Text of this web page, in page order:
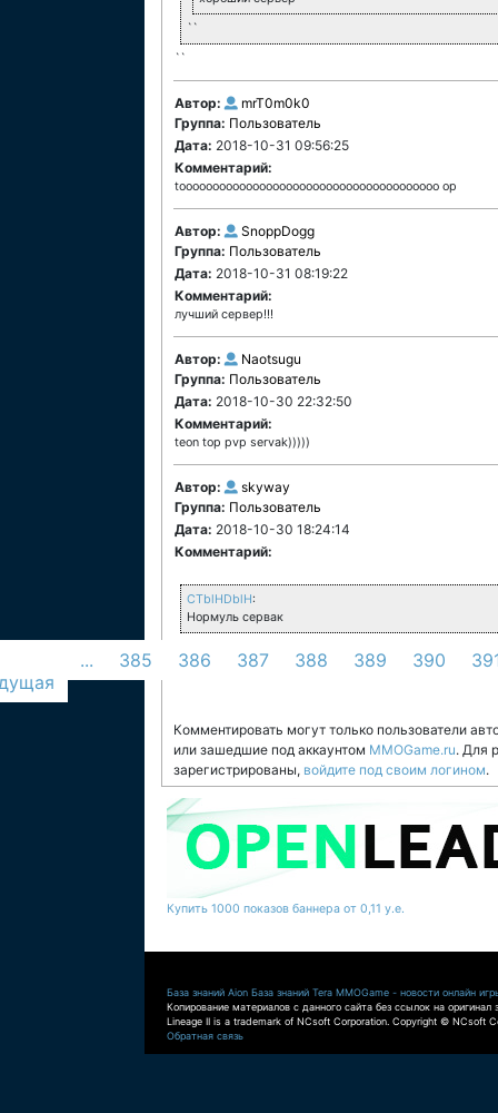
``
``
Автор:
mrT0m0k0
Группа: Пользователь
Дата: 2018-10-31 09:56:25
Комментарий:
tooooooooooooooooooooooooooooooooooooooo op
Автор:
SnoppDogg
Группа: Пользователь
Дата: 2018-10-31 08:19:22
Комментарий:
лучший сервер!!!
Автор:
Naotsugu
Группа: Пользователь
Дата: 2018-10-30 22:32:50
Комментарий:
teon top pvp servak)))))
Автор:
skyway
Группа: Пользователь
Дата: 2018-10-30 18:24:14
Комментарий:
CTblHDblH:
Нормуль сервак
... 385 386 387 388 389 390
Комментировать могут только пользователи
или зашедшие под аккаунтом MMOGame.ru. Для
зарегистрированы, войдите под своим логином.
Купить 1000 показов баннера от 0,11 у.е.
База знаний Aion База знаний Tera MMOGame - новости онлайн
Копирование материалов с данного сайта без ссылок на оригинал
Lineage II is a trademark of NCsoft Corporation. Copyright © NCsoft
Обратная связь